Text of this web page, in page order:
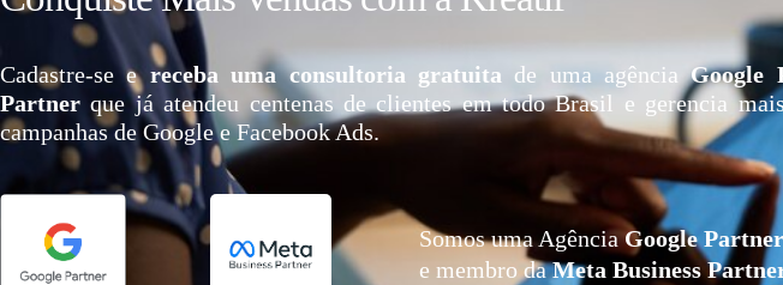
Cadastre-se e receba uma consultoria gratuita de uma agênciaGoogle
Partner que já atendeu centenas de clientes em todo Brasil e gerencia
campanhas de Google e Facebook Ads.
Somos uma AgênciaGoogle Partner
e membro daMeta Business